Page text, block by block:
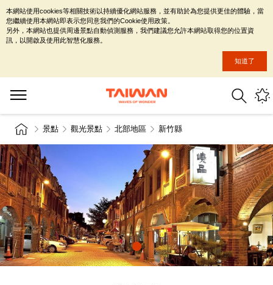
景點 觀光景點 北部地區 新竹縣
本網站使用cookies等相關技術以持續優化網站服務，並有助於為您提供更佳的體驗，當
您繼續使用本網站即表示您同意我們的Cookie使用政策。
另外，本網站也提供周邊景點自動偵測服務，我們建議您允許本網站取得您的位置資
訊，以開啟及使用此智慧化服務。
知道了